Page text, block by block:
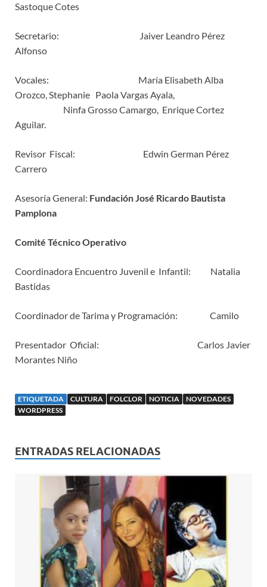
Sastoque Cotes
Secretario: Jaiver Leandro Pérez
Alfonso
Vocales: María Elisabeth Alba
Orozco, Stephanie Paola Vargas Ayala,
Ninfa Grosso Camargo, Enrique Cortez
Aguilar.
Revisor Fiscal: Edwin German Pérez
Carrero
Asesoría General: Fundación José Ricardo Bautista
Pamplona
Comité Técnico Operativo
Coordinadora Encuentro Juvenil e Infantil: Natalia
Bastidas
Coordinador de Tarima y Programación: Camilo
Presentador Oficial: Carlos Javier
Morantes Niño
ETIQUETADA CULTURA FOLCLOR NOTICIA
NOVEDADES
WORDPRESS
ENTRADAS RELACIONADAS